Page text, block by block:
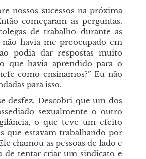
nossos sucessos na próxima
começaram as perguntas.
de trabalho durante as
havia me preocupado em
podia dar respostas muito
que havia aprendido para o
como ensinamos?” Eu não
para isso.
desfez. Descobri que um dos
sexualmente o outro
o que teve um efeito
que estavam trabalhando por
chamou as pessoas de lado e
de tentar criar um sindicato e